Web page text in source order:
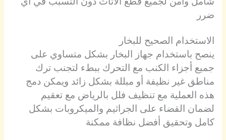
ضرر
الاستخدام الصحيح للبخار
ينصح باستخدام جهاز البخار بشكل متساوي على
جميع أجزاء الكنب مع التحرك ببطء لتجنب ترك
مناطق غير نظيفة أو مبللة بشكل زائد ويمكن دمج
هذه العملية مع تنظيف فلل بالرياض مع تعقيم
لضمان القضاء على الجراثيم والميكروبات بشكل
كامل وتحقيق أفضل نظافة ممكنة